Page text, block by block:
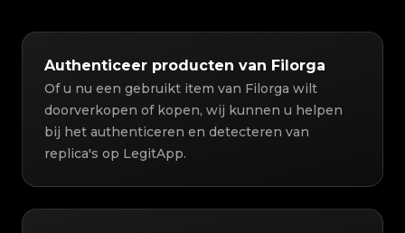
Authenticeer producten van Filorga
Of u nu een gebruikt item van Filorga wilt
doorverkopen of kopen, wij kunnen u helpen
bij het authenticeren en detecteren van
replica's op LegitApp.